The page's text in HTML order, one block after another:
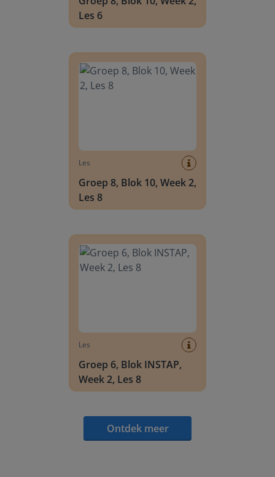
Les 6
Les
Groep 8, Blok 10, Week 2,
Les 8
Les
Groep 6, Blok INSTAP,
Week 2, Les 8
Ontdek meer